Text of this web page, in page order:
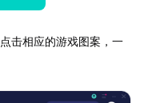
击相应的游戏图案，一